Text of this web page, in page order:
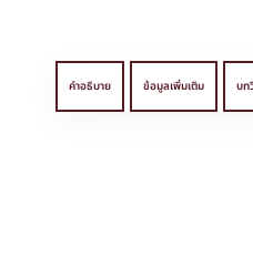
คำอธิบาย ข้อมูลเพิ่มเติม บท